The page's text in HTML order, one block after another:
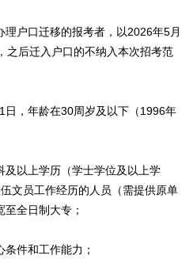
户口迁移的报考者，以2026年5月
之后迁入户口的不纳入本次招考范
，年龄在30周岁及以下（1996年
以上学历（学士学位及以上学
文员工作经历的人员（需提供原单
全日制大专；
件和工作能力；